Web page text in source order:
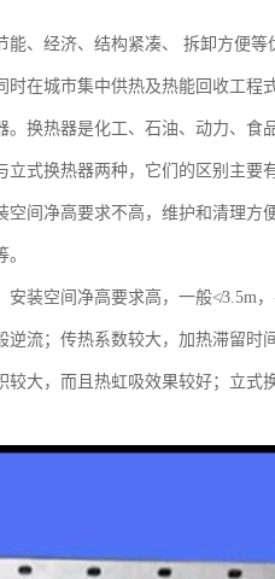
、经济、结构紧凑、 拆卸方便
在城市集中供热及热能回收工程
换热器是化工、石油、动力、食
式换热器两种，它们的区别主要有
间净高要求不高，维护和清理方
装空间净高要求高，一般≮3.5m
流；传热系数较大，加热滞留时
大，而且热虹吸效果较好；立式